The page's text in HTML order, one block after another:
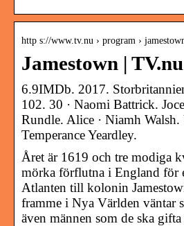
http s://www.tv.nu › program ›
Jamestown | TV.nu
6.9IMDb. 2017.
102. 30 · Naomi Battrick.
Rundle. Alice · Niamh
Temperance Yeardley.
Året är 1619 och tre modiga
mörka förflutna i England för
Atlanten till kolonin
framme i Nya Världen väntar
även männen som de ska